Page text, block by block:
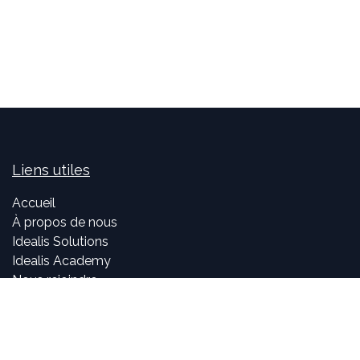
Liens utiles
Accueil
À propos de nous
Idealis Solutions
Idealis Academy
Nous rejoindre